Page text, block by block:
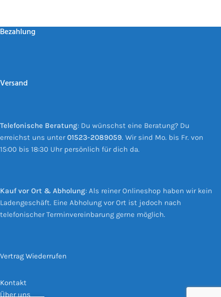
Bezahlung
Versand
Telefonische Beratung: Du wünschst eine Beratung? Du
erreichst uns unter01523-2089059. Wir sind Mo. bis Fr. von
15:00 bis 18:30 Uhr persönlich für dich da.
Kauf vor Ort & Abholung: Als reiner Onlineshop haben wir kein
Ladengeschäft. Eine Abholung vor Ort ist jedoch nach
telefonischer Terminvereinbarung gerne möglich.
Vertrag Wiederrufen
Kontakt
Über uns